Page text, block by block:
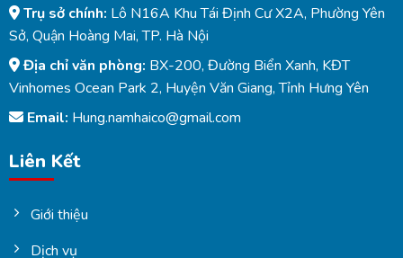
Trụ sở chính: Lô N16A Khu Tái Định Cư X2A, Phường Yên
Sở, Quận Hoàng Mai, TP. Hà Nội
Địa chỉ văn phòng: BX-200, Đường Biển Xanh, KĐT
Vinhomes Ocean Park 2, Huyện Văn Giang, Tỉnh Hưng Yên
Email: Hung.namhaico@gmail.com
Liên Kết
Giới thiệu
Dịch vụ